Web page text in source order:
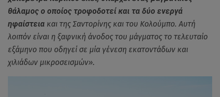
θάλαμος ο οποίος τροφοδοτεί και τα δύο ενεργά
ηφαίστεια και της Σαντορίνης και του Κολούμπο. Αυτή
λοιπόν είναι η ξαφνική άνοδος του μάγματος το τελευταίο
εξάμηνο που οδηγεί σε μία γένεση εκατοντάδων και
χιλιάδων μικροσεισμών».